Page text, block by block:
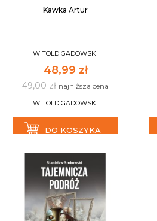
Kawka Artur
WITOLD GADOWSKI
48,99 zł
49,00 złnajniższa cena
WITOLD GADOWSKI
DO KOSZYKA